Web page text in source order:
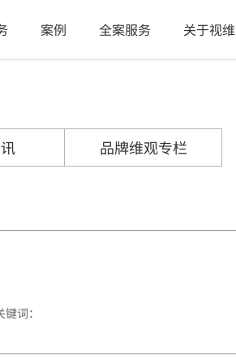
案例 全案服务 关于视维
品牌维观专栏
词：